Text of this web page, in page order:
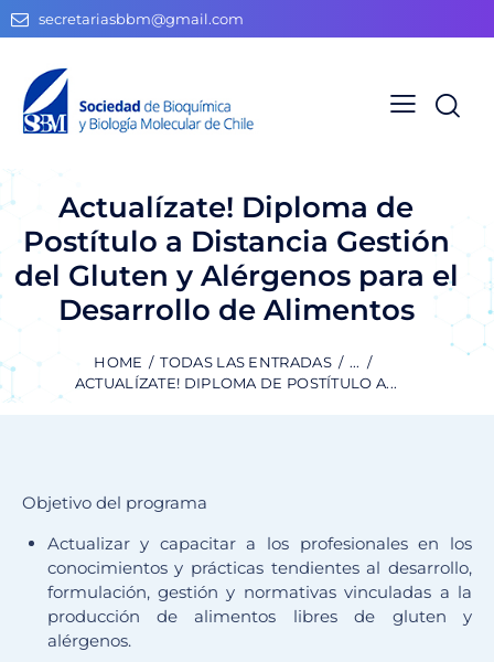
secretariasbbm@gmail.com
Actualízate! Diploma de
Postítulo a Distancia Gestión
del Gluten y Alérgenos para el
Desarrollo de Alimentos
HOME TODAS LAS ENTRADAS
...
ACTUALÍZATE! DIPLOMA DE POSTÍTULO A...
Objetivo del programa
Actualizar y capacitar a los profesionales en los
conocimientos y prácticas tendientes al desarrollo,
formulación, gestión y normativas vinculadas a la
producción de alimentos libres de gluten y
alérgenos.